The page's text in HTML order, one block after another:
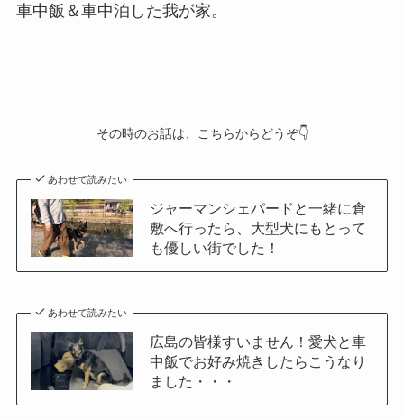
車中飯＆車中泊した我が家。
その時のお話は、こちらからどうぞ👇
あわせて読みたい
ジャーマンシェパードと一緒に倉
敷へ行ったら、大型犬にもとって
も優しい街でした！
あわせて読みたい
広島の皆様すいません！愛犬と車
中飯でお好み焼きしたらこうなり
ました・・・